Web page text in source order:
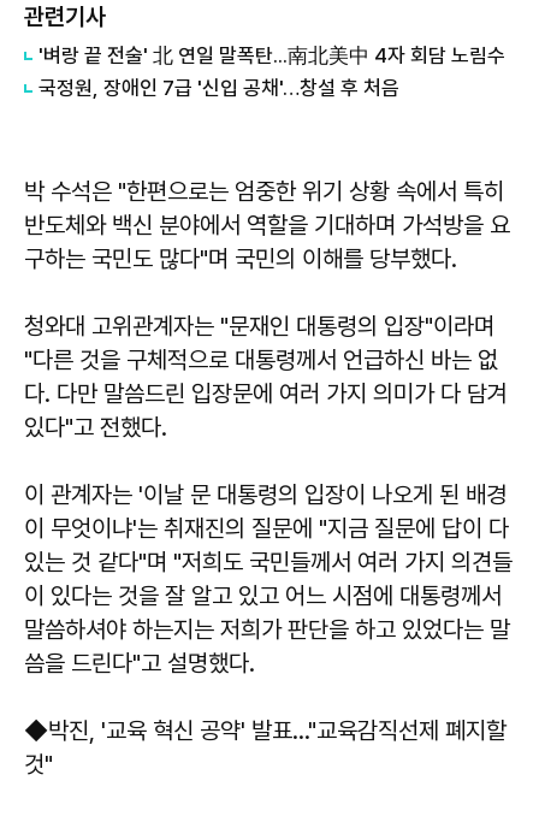
관련기사
'벼랑 끝 전술' 北 연일 말폭탄...南北美中 4자 회담 노림수
국정원, 장애인 7급 '신입 공채'…창설 후 처음
박 수석은 "한편으로는 엄중한 위기 상황 속에서 특히
반도체와 백신 분야에서 역할을 기대하며 가석방을 요
구하는 국민도 많다"며 국민의 이해를 당부했다.
청와대 고위관계자는 "문재인 대통령의 입장"이라며
"다른 것을 구체적으로 대통령께서 언급하신 바는 없
다. 다만 말씀드린 입장문에 여러 가지 의미가 다 담겨
있다"고 전했다.
이 관계자는 '이날 문 대통령의 입장이 나오게 된 배경
이 무엇이냐'는 취재진의 질문에 "지금 질문에 답이 다
있는 것 같다"며 "저희도 국민들께서 여러 가지 의견들
이 있다는 것을 잘 알고 있고 어느 시점에 대통령께서
말씀하셔야 하는지는 저희가 판단을 하고 있었다는 말
씀을 드린다"고 설명했다.
◆박진, '교육 혁신 공약' 발표..."교육감직선제 폐지할
것"